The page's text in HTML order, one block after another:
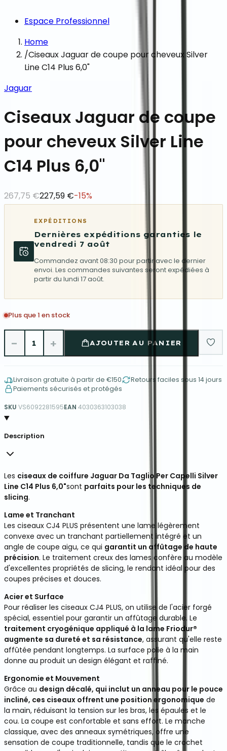
Espace Professionnel
Home
/Ciseaux Jaguar de coupe pour cheveux Silver
Line C14 Plus 6,0"
Jaguar
Ciseaux Jaguar de coupe
pour cheveux Silver Line
C14 Plus 6,0"
267,75 €227,59 €-15%
EXPÉDITIONS
Dernières expéditions garanties le
vendredi 7 août
Commandez avant 08:30 pour partir avec le dernier
envoi. Les commandes suivantes seront expédiées à
partir du lundi 17 août.
Plus que 1 en stock
− 1 + AJOUTER AU PANIER
Livraison gratuite à partir de €150
Retours faciles sous 14 jours
Paiements sécurisés et protégés
SKU VS6092281595EAN 4030363103038
Description
Les ciseaux de coiffure Jaguar Da Taglio Per Capelli Silver
Line C14 Plus 6,0"sont parfaits pour les techniques de
slicing.
Lame et Tranchant
Les ciseaux CJ4 PLUS présentent une lame légèrement
convexe avec un tranchant partiellement intégré et un
angle de coupe aigu, ce qui garantit un affûtage de haute
précision. Le traitement creux des lames confère au modèle
d'excellentes propriétés de slicing, le rendant idéal pour des
coupes précises et douces.
Acier et Surface
Pour réaliser les ciseaux CJ4 PLUS, on utilise de l'acier forgé
spécial, essentiel pour garantir un affûtage durable. Le
traitement cryogénique appliqué à la lame Friodur®
augmente sa dureté et sa résistance, assurant qu'elle reste
affûtée pendant longtemps. La surface polie à la main
donne au produit un design élégant et raffiné.
Ergonomie et Mouvement
Grâce au design décalé, qui inclut un anneau pour le pouce
incliné, ces ciseaux offrent une position ergonomique de
la main, réduisant la tension sur les bras, les épaules et le
cou. La coupe est confortable et sans effort. Le manche
classique, avec des anneaux symétriques, offre une
sensation de coupe traditionnelle, tandis que le crochet